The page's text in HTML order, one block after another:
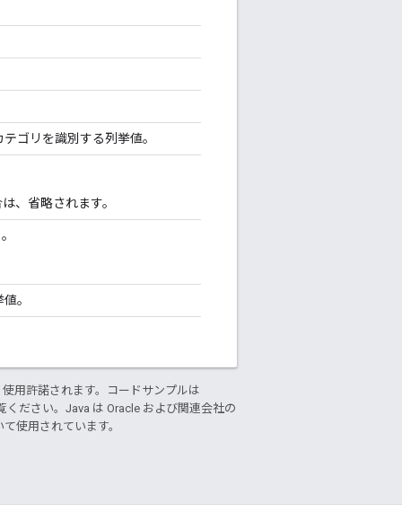
ゴリを識別する列挙値。
、省略されます。
。
用許諾されます。コードサンプルは
ください。Java は Oracle および関連会社の
使用されています。